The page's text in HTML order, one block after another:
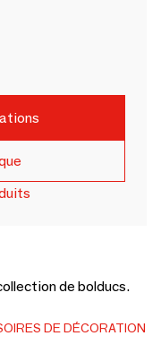
de bolducs.
DE DÉCORATION